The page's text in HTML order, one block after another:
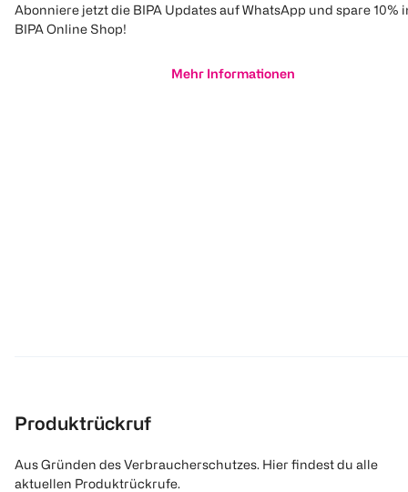
Abonniere jetzt die BIPA Updates auf WhatsApp und spare 10%
BIPA Online Shop!
Mehr Informationen
Produktrückruf
Aus Gründen des Verbraucherschutzes. Hier findest du alle
aktuellen Produktrückrufe.